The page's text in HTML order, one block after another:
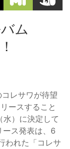
ム
レサワが待望
ースすること
水）に決定して
ース発表は、6
われた「コレサ